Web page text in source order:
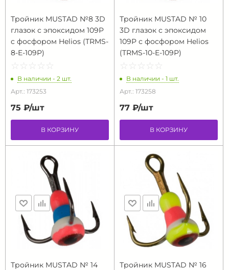
Тройник MUSTAD №8 3D
глазок с эпоксидом 109P
c фосфором Helios (TRMS-
8-E-109P)
☆ ☆ ☆ ☆ ☆
★ ★ ★ ★ ★
В наличии - 2 шт.
Арт.: 173253
75 ₽/шт
В КОРЗИНУ
Тройник MUSTAD № 10
3D глазок с эпоксидом
109P с фосфором Helios
(TRMS-10-E-109P)
☆ ☆ ☆ ☆ ☆
★ ★ ★ ★ ★
В наличии - 1 шт.
Арт.: 173258
77 ₽/шт
В КОРЗИНУ
Тройник MUSTAD № 14
Тройник MUSTAD № 16